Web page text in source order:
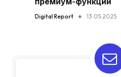
Digital Report 13.05.2025